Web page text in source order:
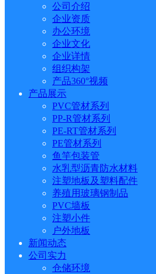
公司介绍
企业资质
办公环境
企业文化
企业详情
组织构架
产品360°视频
产品展示
PVC管材系列
PP-R管材系列
PE-RT管材系列
PE管材系列
鱼竿包装管
水乳型沥青防水材料
注塑地板及塑料配件
养殖用玻璃钢制品
PVC墙板
注塑小件
户外地板
新闻动态
公司实力
仓储环境